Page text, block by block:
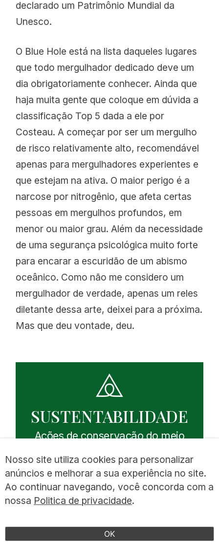
declarado um Patrimônio Mundial da
Unesco.
O Blue Hole está na lista daqueles lugares
que todo mergulhador dedicado deve um
dia obrigatoriamente conhecer. Ainda que
haja muita gente que coloque em dúvida a
classificação Top 5 dada a ele por
Costeau. A começar por ser um mergulho
de risco relativamente alto, recomendável
apenas para mergulhadores experientes e
que estejam na ativa. O maior perigo é a
narcose por nitrogênio, que afeta certas
pessoas em mergulhos profundos, em
menor ou maior grau. Além da necessidade
de uma segurança psicológica muito forte
para encarar a escuridão de um abismo
oceânico. Como não me considero um
mergulhador de verdade, apenas um reles
diletante dessa arte, deixei para a próxima.
Mas que deu vontade, deu.
SUSTENTABILIDADE
Ações de conservação do meio
SAIBA MAIS
Nosso site utiliza cookies para personalizar
anúncios e melhorar a sua experiência no site.
Ao continuar navegando, você concorda com a
nossa Politica de privacidade.
OK